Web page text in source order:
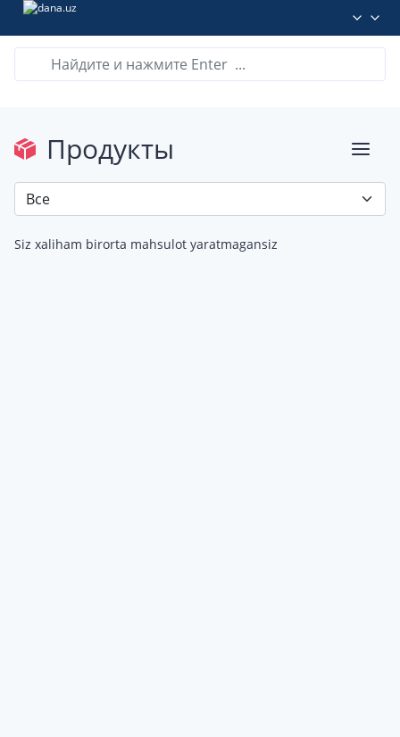
Продукты
Siz xaliham birorta mahsulot yaratmagansiz